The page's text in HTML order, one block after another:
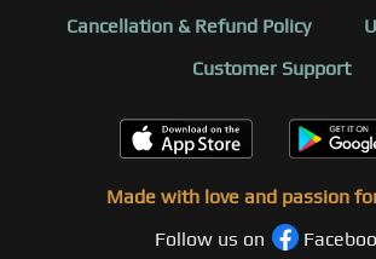
Cancellation & Refund Policy
Customer Support
Made with love and passion
Follow us on